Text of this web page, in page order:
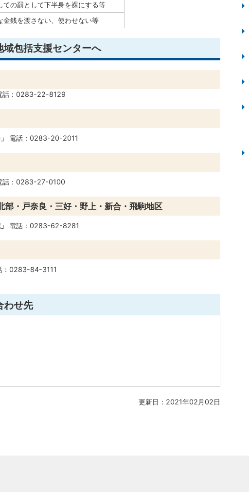
ての罰として下半身を裸にする等
金銭を渡さない、使わせない等
包括支援センターへ
話：0283-22-8129
電話：0283-20-2011
話：0283-27-0100
部・戸奈良・三好・野上・新合・飛駒地区
電話：0283-62-8281
：0283-84-3111
わせ先
更新日：2021年02月02日